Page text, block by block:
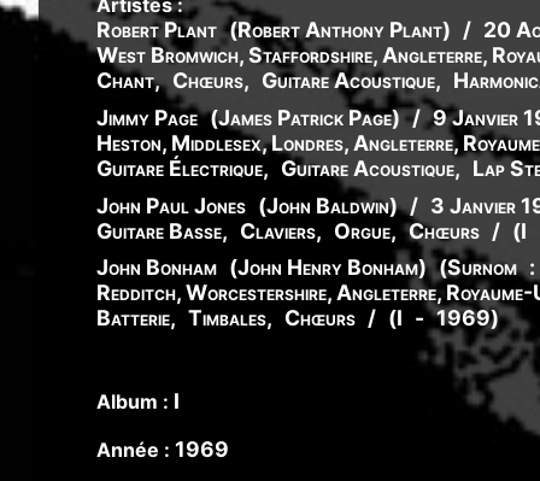
Artistes :
Robert Plant (RobertAnthony Plant) / 20
West Bromwich, Staffordshire, Angleterre,
Chant, Chœurs, Guitare Acoustique,
Jimmy Page (James Patrick Page) / 9 Janvier
Heston, Middlesex, Londres, Angleterre,
Guitare Électrique, Guitare Acoustique, Lap
John Paul Jones (John Baldwin) / 3 Janvier
Guitare Basse, Claviers, Orgue, Chœurs / (I
John Bonham (John Henry Bonham) (Surnom :
Redditch, Worcestershire, Angleterre, Royaume-
Batterie, Timbales, Chœurs / (I - 1969)
Album : I
Année : 1969